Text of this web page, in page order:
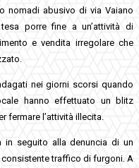
nomadi abusivo di via Vaiano
porre fine a un’attività di
e vendita irregolare che
nei giorni scorsi quando
hanno effettuato un blitz
fermare l’attività illecita.
in seguito alla denuncia di un
traffico di furgoni. A